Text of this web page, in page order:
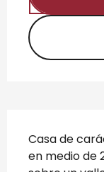
Casa de
en medio de